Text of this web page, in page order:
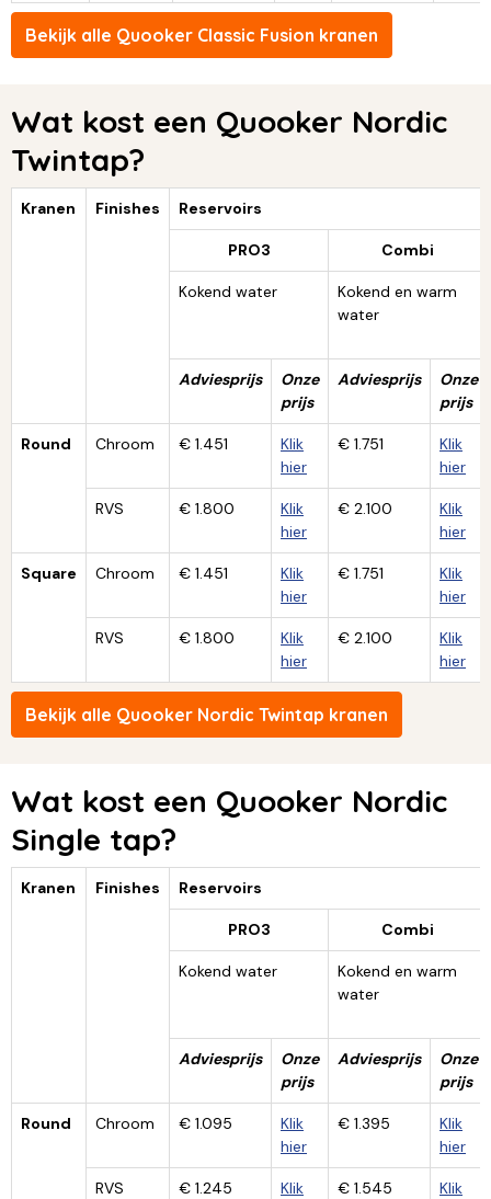
Bekijk alle Quooker Classic Fusion kranen
Wat kost een Quooker Nordic
Twintap?
Kranen Finishes Reservoirs
PRO3 Combi
Kokend water
Kokend en warm
water
Adviesprijs
Onze
prijs
Adviesprijs
Onze
prijs
Round Chroom € 1.451
Klik
hier
€ 1.751
Klik
hier
RVS € 1.800
Klik
hier
€ 2.100
Klik
hier
Square Chroom € 1.451
Klik
hier
€ 1.751
Klik
hier
RVS € 1.800
Klik
hier
€ 2.100
Klik
hier
Bekijk alle Quooker Nordic Twintap kranen
Wat kost een Quooker Nordic
Single tap?
Kranen Finishes Reservoirs
PRO3 Combi
Kokend water
Kokend en warm
water
Adviesprijs
Onze
prijs
Adviesprijs
Onze
prijs
Round Chroom € 1.095
Klik
hier
€ 1.395
Klik
hier
RVS € 1.245 Klik € 1.545 Klik